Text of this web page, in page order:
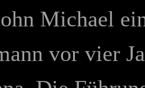
Michael
vor vier